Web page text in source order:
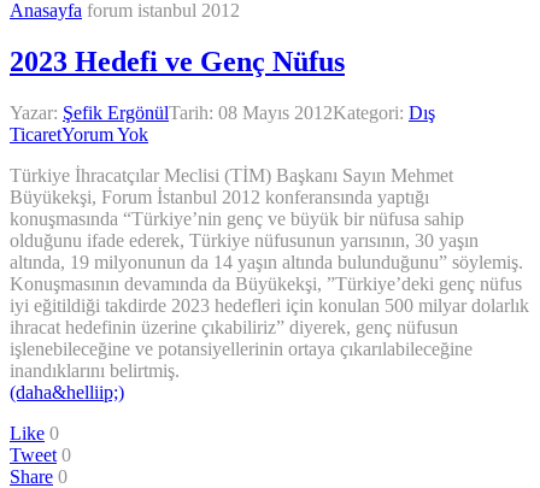
Anasayfa forum istanbul 2012
2023 Hedefi ve Genç Nüfus
Yazar: Şefik ErgönülTarih: 08 Mayıs 2012Kategori: Dış
TicaretYorum Yok
Türkiye İhracatçılar Meclisi (TİM) Başkanı Sayın Mehmet
Büyükekşi, Forum İstanbul 2012 konferansında yaptığı
konuşmasında “Türkiye’nin genç ve büyük bir nüfusa sahip
olduğunu ifade ederek, Türkiye nüfusunun yarısının, 30 yaşın
altında, 19 milyonunun da 14 yaşın altında bulunduğunu” söylemiş.
Konuşmasının devamında da Büyükekşi, ”Türkiye’deki genç nüfus
iyi eğitildiği takdirde 2023 hedefleri için konulan 500 milyar dolarlık
ihracat hedefinin üzerine çıkabiliriz” diyerek, genç nüfusun
işlenebileceğine ve potansiyellerinin ortaya çıkarılabileceğine
inandıklarını belirtmiş.
(daha&helliip;)
Like 0
Tweet 0
Share 0